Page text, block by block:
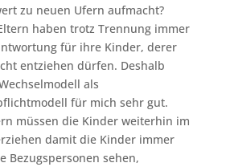
zu neuen Ufern aufmacht?
haben trotz Trennung immer
für ihre Kinder, derer
entziehen dürfen. Deshalb
als
für mich sehr gut.
müssen die Kinder weiterhin im
damit die Kinder immer
Bezugspersonen sehen,